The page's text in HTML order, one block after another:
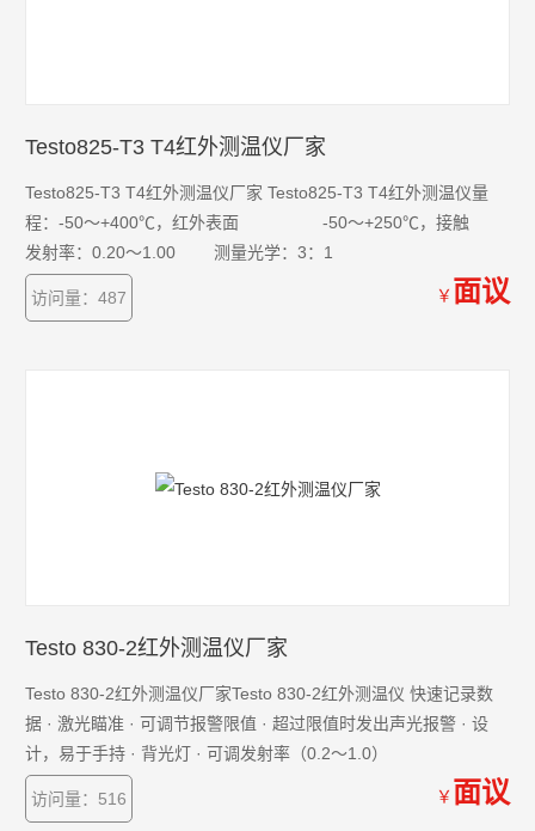
Testo825-T3 T4红外测温仪厂家
Testo825-T3 T4红外测温仪厂家 Testo825-T3 T4红外测温仪量
程：-50～+400℃，红外表面 -50～+250℃，接触
发射率：0.20～1.00 测量光学：3：1
访问量：487 ￥ 面议
Testo 830-2红外测温仪厂家
Testo 830-2红外测温仪厂家Testo 830-2红外测温仪 快速记录数
据 · 激光瞄准 · 可调节报警限值 · 超过限值时发出声光报警 · 设
计，易于手持 · 背光灯 · 可调发射率（0.2～1.0）
访问量：516 ￥ 面议